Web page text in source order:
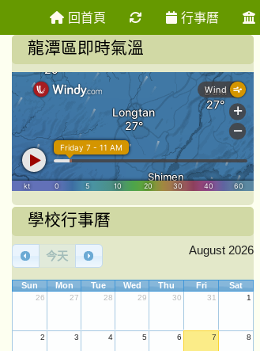
回首頁 重新取得佈景設定
行事曆
龍潭區即時氣溫
學校行事曆
今天 August 2026
Sun Mon Tue Wed Thu Fri Sat
26 27 28 29 30 31 1
2 3 4 5 6 7 8